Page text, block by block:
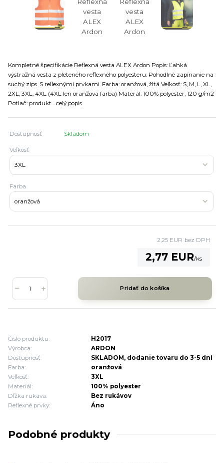
Kompletné špecifikácie Reflexná vesta ALEX Ardon Popis: Ľahká
výstražná vesta z pleteného reflexného polyesteru. Pohodlné zapínanie na
suchý zips. S reﬂexnými prvkami. Farba: oranžová, žltá Veľkosť: S, M, L, XL,
2XL, 3XL, 4XL (4XL len oranžová farba) Materál: 100% polyester, 120 g/m2
Potlač: produkt... celý popis
Dostupnosť Skladom
Veľkosť
Farba
2,77 EUR/ks
2,25 EUR bez DPH
Pridať do košíka
Číslo produktu:
H2017
Výrobca:
ARDON
Dostupnosť:
SKLADOM, dodanie tovaru do 3-5 dní
Farba:
oranžová
Veľkosť:
3XL
Materiál:
100% polyester
Dľžka rukáva:
Bez rukávov
Reflexné prvky:
Áno
Podobné produkty